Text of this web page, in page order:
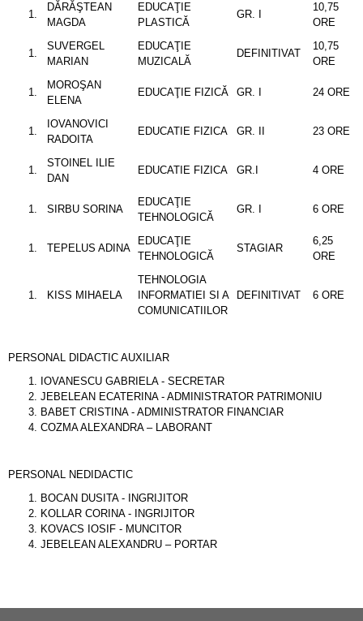
DĂRĂŞTEAN
MAGDA
EDUCAŢIE
PLASTICĂ
GR. I
10,75
ORE
SUVERGEL
MARIAN
EDUCAŢIE
MUZICALĂ
DEFINITIVAT
10,75
ORE
MOROŞAN
ELENA
EDUCAŢIE FIZICĂ GR. I 24 ORE
IOVANOVICI
RADOITA
EDUCATIE FIZICA GR. II 23 ORE
STOINEL ILIE
DAN
EDUCATIE FIZICA GR.I 4 ORE
SIRBU SORINA
EDUCAŢIE
TEHNOLOGICĂ
GR. I 6 ORE
TEPELUS ADINA
EDUCAŢIE
TEHNOLOGICĂ
STAGIAR
6,25
ORE
KISS MIHAELA
TEHNOLOGIA
INFORMATIEI SI A
COMUNICATIILOR
DEFINITIVAT 6 ORE
PERSONAL DIDACTIC AUXILIAR
IOVANESCU GABRIELA - SECRETAR
JEBELEAN ECATERINA - ADMINISTRATOR PATRIMONIU
BABET CRISTINA - ADMINISTRATOR FINANCIAR
COZMA ALEXANDRA – LABORANT
PERSONAL NEDIDACTIC
BOCAN DUSITA - INGRIJITOR
KOLLAR CORINA - INGRIJITOR
KOVACS IOSIF - MUNCITOR
JEBELEAN ALEXANDRU – PORTAR